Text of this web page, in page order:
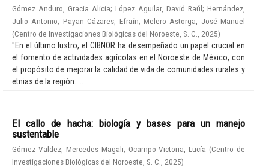
Gómez Anduro, Gracia Alicia; López Aguilar, David Raúl; Hernández,
Julio Antonio; Payan Cázares, Efraín; Melero Astorga, José Manuel
(Centro de Investigaciones Biológicas del Noroeste, S. C. 2025)
"En el último lustro, el CIBNOR ha desempeñado un papel crucial en
el fomento de actividades agrícolas en el Noroeste de México, con
el propósito de mejorar la calidad de vida de comunidades rurales y
etnias de la región. ...
El callo de hacha: biología y bases para un manejo
sustentable
Gómez Valdez, Mercedes Magali; Ocampo Victoria, Lucía (Centro de
Investigaciones Biológicas del Noroeste, S. C.
2025)